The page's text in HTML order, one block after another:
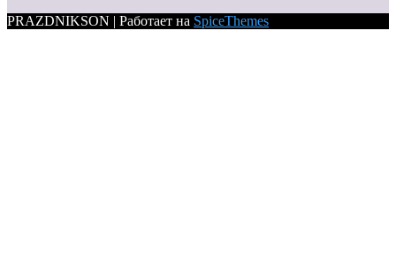
PRAZDNIKSON | Работает на SpiceThemes